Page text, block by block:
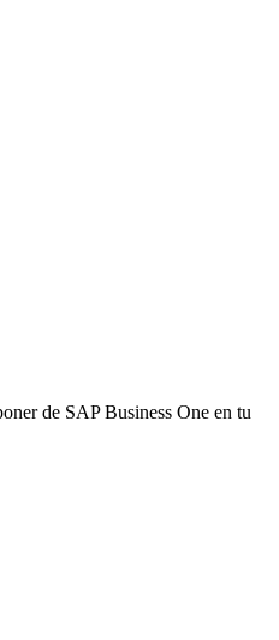
de SAP Business One en tu